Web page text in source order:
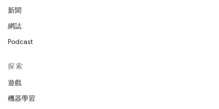
新聞
網誌
Podcast
探索
遊戲
機器學習